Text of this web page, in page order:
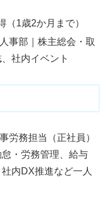
（1歳2か月まで）
事部｜株主総会・取
社内イベント
労務担当（正社員）
怠・労務管理、給与
内DX推進など一人